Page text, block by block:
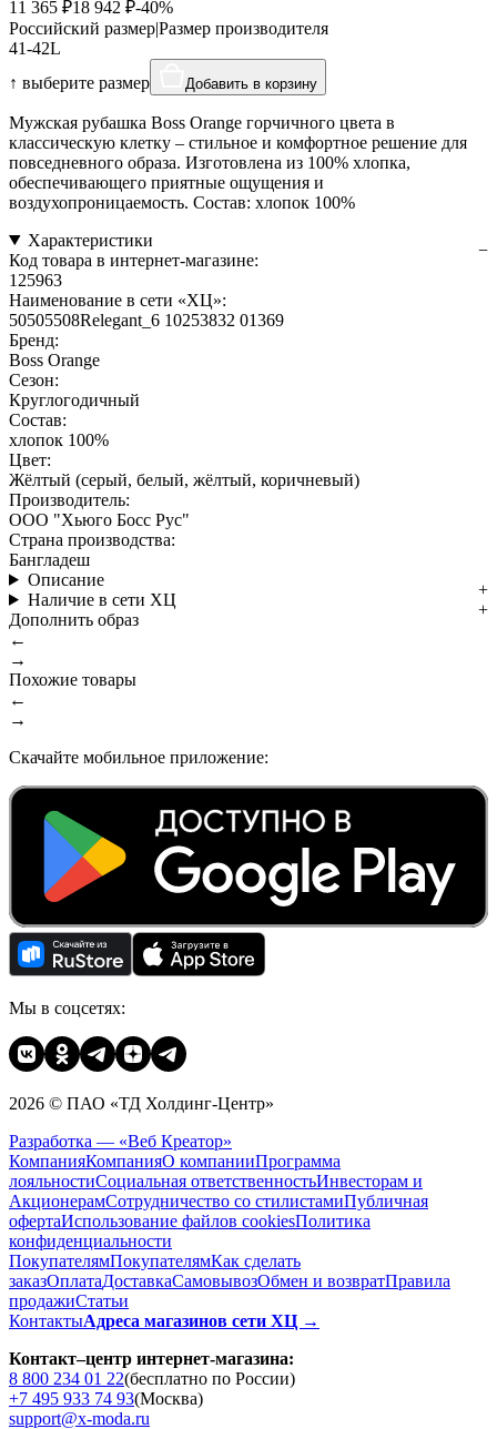
11 365 ₽18 942 ₽-40%
Российский размер|Размер производителя
41-42L
↑ выберите размер
Добавить в корзину
Мужская рубашка Boss Orange горчичного цвета в
классическую клетку – стильное и комфортное решение для
повседневного образа. Изготовлена из 100% хлопка,
обеспечивающего приятные ощущения и
воздухопроницаемость. Состав: хлопок 100%
Характеристики
Код товара в интернет-магазине:
125963
Наименование в сети «ХЦ»:
50505508Relegant_6 10253832 01369
Бренд:
Boss Orange
Сезон:
Круглогодичный
Состав:
хлопок 100%
Цвет:
Жёлтый (серый, белый, жёлтый, коричневый)
Производитель:
ООО "Хьюго Босс Рус"
Страна производства:
Бангладеш
Описание
Наличие в сети ХЦ
Дополнить образ
←
→
Похожие товары
←
→
Скачайте мобильное приложение:
Мы в соцсетях:
2026 © ПАО «ТД Холдинг-Центр»
Разработка — «Веб Креатор»
КомпанияКомпанияО компанииПрограмма
лояльностиСоциальная ответственностьИнвесторам и
АкционерамСотрудничество со стилистамиПубличная
офертаИспользование файлов cookiesПолитика
конфиденциальности
ПокупателямПокупателямКак сделать
заказОплатаДоставкаCамовывозОбмен и возвратПравила
продажиСтатьи
КонтактыАдреса магазинов сети ХЦ →
Контакт–центр интернет-магазина:
8 800 234 01 22(бесплатно по России)
+7 495 933 74 93(Москва)
support@x-moda.ru